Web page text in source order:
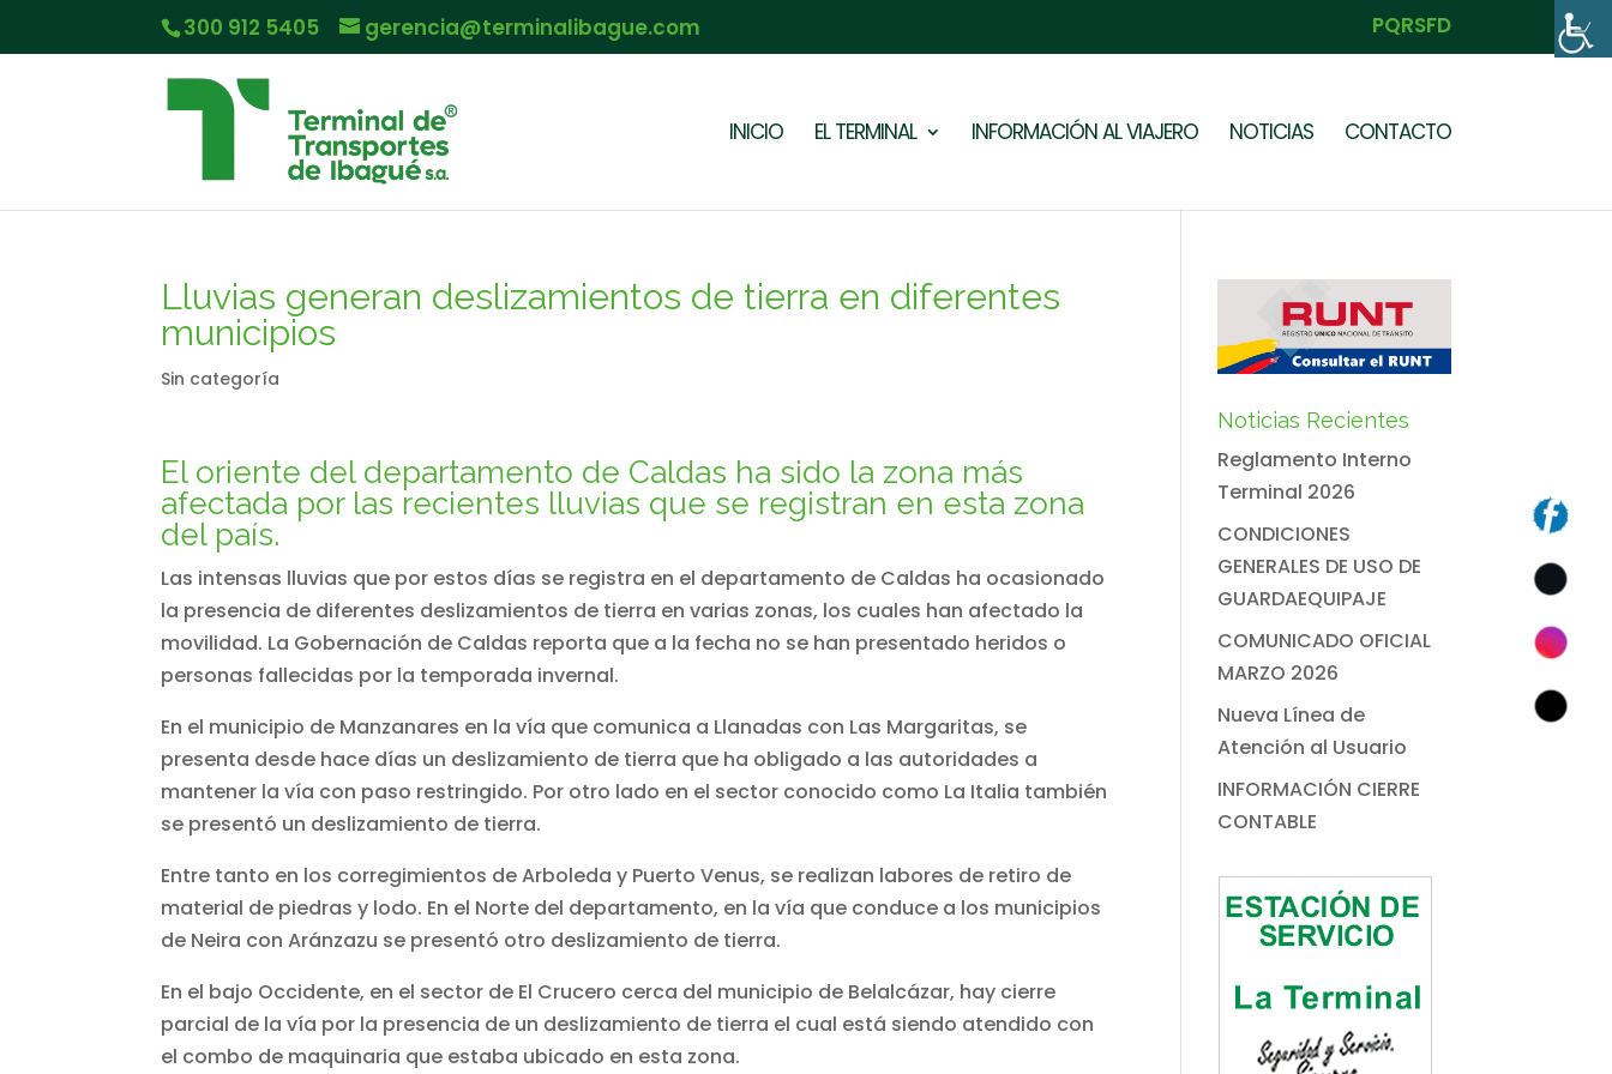
300 912 5405 gerencia@terminalibague.com PQRSFD
INICIO EL TERMINAL INFORMACIÓN AL VIAJERO NOTICIAS CONTACTO
Lluvias generan deslizamientos de tierra en diferentes
municipios
Sin categoría
El oriente del departamento de Caldas ha sido la zona más
afectada por las recientes lluvias que se registran en esta zona
del país.
Las intensas lluvias que por estos días se registra en el departamento de Caldas ha ocasionado
la presencia de diferentes deslizamientos de tierra en varias zonas, los cuales han afectado la
movilidad. La Gobernación de Caldas reporta que a la fecha no se han presentado heridos o
personas fallecidas por la temporada invernal.
En el municipio de Manzanares en la vía que comunica a Llanadas con Las Margaritas, se
presenta desde hace días un deslizamiento de tierra que ha obligado a las autoridades a
mantener la vía con paso restringido. Por otro lado en el sector conocido como La Italia también
se presentó un deslizamiento de tierra.
Entre tanto en los corregimientos de Arboleda y Puerto Venus, se realizan labores de retiro de
material de piedras y lodo. En el Norte del departamento, en la vía que conduce a los municipios
de Neira con Aránzazu se presentó otro deslizamiento de tierra.
En el bajo Occidente, en el sector de El Crucero cerca del municipio de Belalcázar, hay cierre
parcial de la vía por la presencia de un deslizamiento de tierra el cual está siendo atendido con
el combo de maquinaria que estaba ubicado en esta zona.
Noticias Recientes
Reglamento Interno
Terminal 2026
CONDICIONES
GENERALES DE USO DE
GUARDAEQUIPAJE
COMUNICADO OFICIAL
MARZO 2026
Nueva Línea de
Atención al Usuario
INFORMACIÓN CIERRE
CONTABLE